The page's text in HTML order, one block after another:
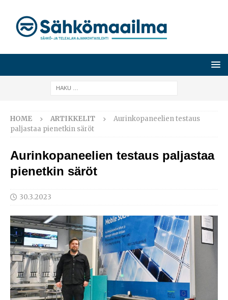
HOME ARTIKKELIT
Aurinkopaneelien testaus
paljastaa pienetkin säröt
Aurinkopaneelien testaus paljastaa
pienetkin säröt
30.3.2023